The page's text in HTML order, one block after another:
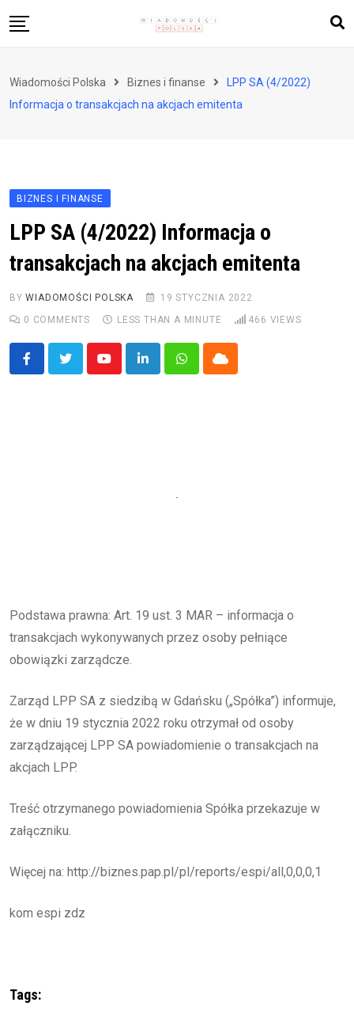
to
Zdrowie i styl życia
Wiadomości Polska Biznes i finanse
LPP SA (4/2022)
Informacja o transakcjach na akcjach emitenta
BIZNES I FINANSE
LPP SA (4/2022) Informacja o
transakcjach na akcjach emitenta
BYWIADOMOŚCI POLSKA
19 STYCZNIA 2022
0 COMMENTS LESS THAN A MINUTE 466 VIEWS
YoutubeLinkedInWhatsappCloud
Podstawa prawna: Art. 19 ust. 3 MAR – informacja o
transakcjach wykonywanych przez osoby pełniące
obowiązki zarządcze.
Zarząd LPP SA z siedzibą w Gdańsku („Spółka”) informuje,
że w dniu 19 stycznia 2022 roku otrzymał od osoby
zarządzającej LPP SA powiadomienie o transakcjach na
akcjach LPP.
Treść otrzymanego powiadomienia Spółka przekazuje w
załączniku.
Więcej na: http://biznes.pap.pl/pl/reports/espi/all,0,0,0,1
kom espi zdz
Tags: